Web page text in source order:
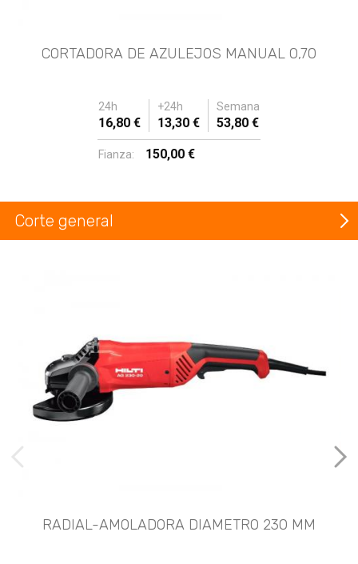
CORTADORA DE AZULEJOS MANUAL 0,70
24h +24h Semana
16,80 € 13,30 € 53,80 €
Fianza: 150,00 €
Corte general
RADIAL-AMOLADORA DIAMETRO 230 MM
imágenes anteriores